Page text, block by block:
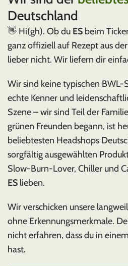
Deutschland
👋 Hi(gh). Ob du ES beim
ganz offiziell auf Rezept aus
lieber nicht. Wir liefern dir
Wir sind keine typischen BWL-
echte Kenner und
Szene – wir sind Teil der
grünen Freunden begann, ist
beliebtesten Headshops
sorgfältig ausgewählten
Slow-Burn-Lover, Chiller und
ES lieben.
Wir verschicken unsere
ohne Erkennungsmerkmale.
nicht erfahren, dass du in
hast.